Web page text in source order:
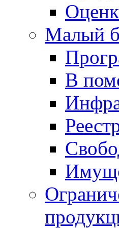
Малый
В